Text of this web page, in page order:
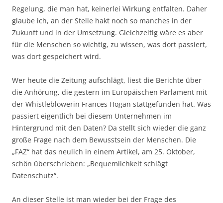
Regelung, die man hat, keinerlei Wirkung entfalten. Daher
glaube ich, an der Stelle hakt noch so manches in der
Zukunft und in der Umsetzung. Gleichzeitig wäre es aber
für die Menschen so wichtig, zu wissen, was dort passiert,
was dort gespeichert wird.
Wer heute die Zeitung aufschlägt, liest die Berichte über
die Anhörung, die gestern im Europäischen Parlament mit
der Whistleblowerin Frances Hogan stattgefunden hat. Was
passiert eigentlich bei diesem Unternehmen im
Hintergrund mit den Daten? Da stellt sich wieder die ganz
große Frage nach dem Bewusstsein der Menschen. Die
„FAZ“ hat das neulich in einem Artikel, am 25. Oktober,
schön überschrieben: „Bequemlichkeit schlägt
Datenschutz“.
An dieser Stelle ist man wieder bei der Frage des